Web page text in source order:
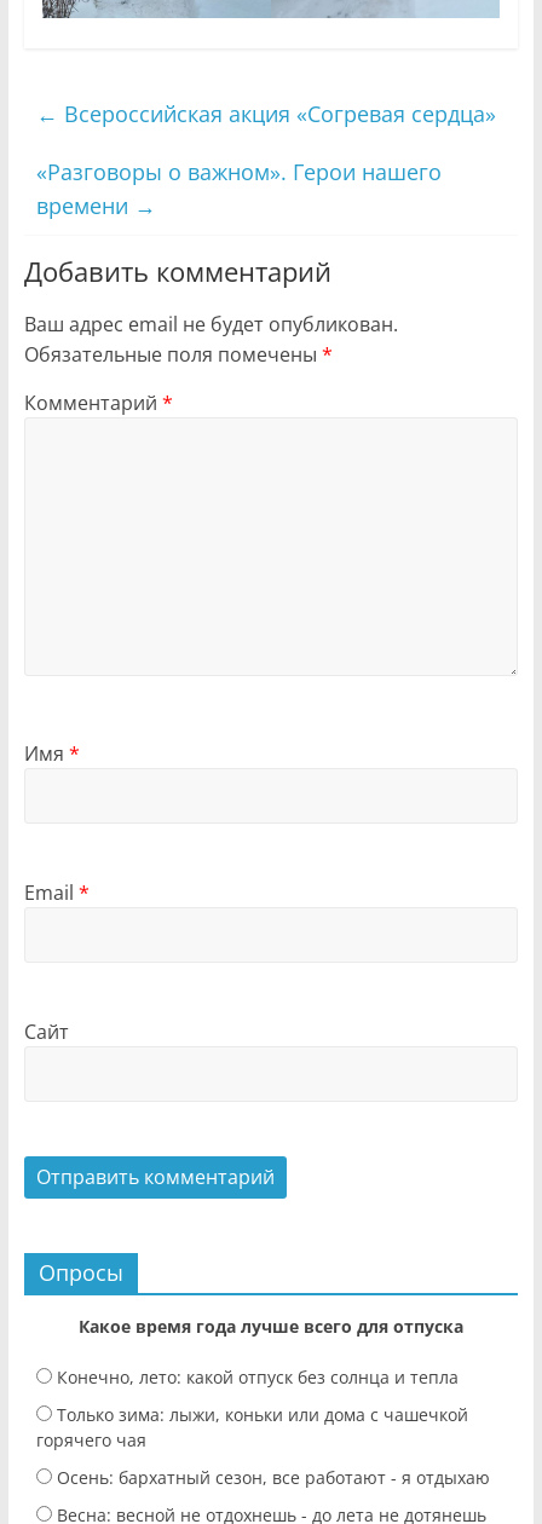
← Всероссийская акция «Согревая сердца»
«Разговоры о важном». Герои нашего
времени →
Добавить комментарий
Ваш адрес email не будет опубликован.
Обязательные поля помечены *
Комментарий *
Имя *
Email *
Сайт
Опросы
Какое время года лучше всего для отпуска
Конечно, лето: какой отпуск без солнца и тепла
Только зима: лыжи, коньки или дома с чашечкой
горячего чая
Осень: бархатный сезон, все работают - я отдыхаю
Весна: весной не отдохнешь - до лета не дотянешь